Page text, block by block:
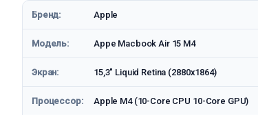
Бренд: Apple
Модель: Appe Macbook Air 15 M4
Экран: 15,3" Liquid Retina (2880x1864)
Процессор: Apple M4 (10-Core CPU 10-Core GPU)